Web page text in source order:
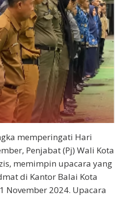
memperingati Hari
Penjabat (Pj) Wali Kota
memimpin upacara yang
di Kantor Balai Kota
November 2024. Upacara